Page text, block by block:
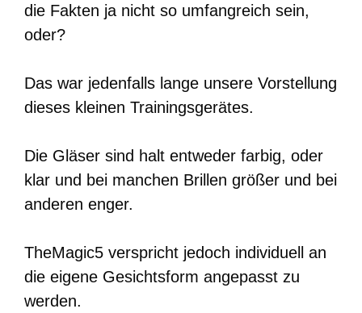
die Fakten ja nicht so umfangreich sein,
oder?
Das war jedenfalls lange unsere Vorstellung
dieses kleinen Trainingsgerätes.
Die Gläser sind halt entweder farbig, oder
klar und bei manchen Brillen größer und bei
anderen enger.
TheMagic5 verspricht jedoch individuell an
die eigene Gesichtsform angepasst zu
werden.